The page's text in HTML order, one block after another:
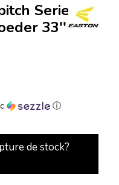
Series
33''
ⓘ
de stock?